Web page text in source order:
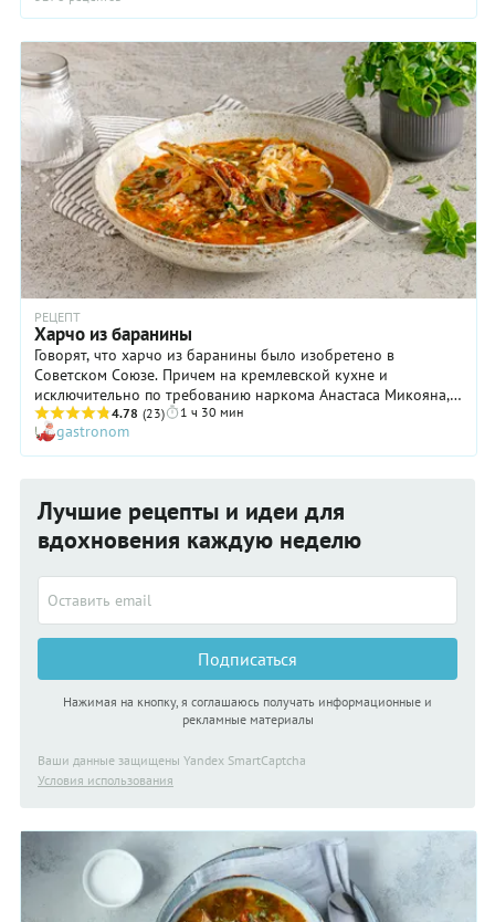
РЕЦЕПТ
Харчо из баранины
Говорят, что харчо из баранины было изобретено в
Советском Союзе. Причем на кремлевской кухне и
исключительно по требованию наркома Анастаса Микояна,
который терпеть не мог вкуса говядины, но сытные горячие
супы очень любил. Вот и пришлось поварам включить
творческую фантазию и удовлетворить желание
просто уверены, что этот суп должен быть именно таким.
Должны заметить, что блюдо и вправду получается весьма и
весьма вкусным. Убедитесь в этом сами!
4.78 (23) 1 ч 30 мин
gastronom
Лучшие рецепты и идеи для
вдохновения каждую неделю
Подписаться
Нажимая на кнопку, я соглашаюсь получать информационные и
рекламные материалы
Ваши данные защищены Yandex SmartCaptcha
Условия использования